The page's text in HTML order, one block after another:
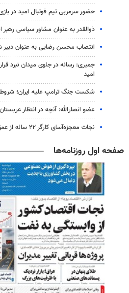
حضور سرمربی تیم فوتبال امید در
ذوالقدر به عنوان مشاور سیاسی
انتصاب محسن رضایی به عنوان دبیر
جمیری: رسانه‌ در جلوی میدان نبرد
امید
شکست جنگ ترامپ علیه ایران؛ شروط
عضو انصارالله: آنچه در انتظار
نجات معجزه‌آسای کارگر ۲۲ ساله از عمق ۱۵ متری چاه در تهران
صفحه اول روزنامه‌ها